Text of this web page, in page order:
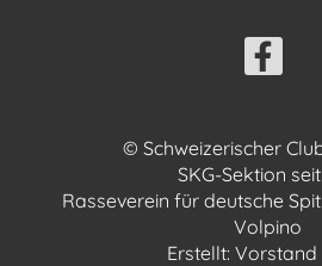
© Schweizerischer
SKG-Sektion seit
Rasseverein für deutsche
Volpino
Erstellt: Vorstand